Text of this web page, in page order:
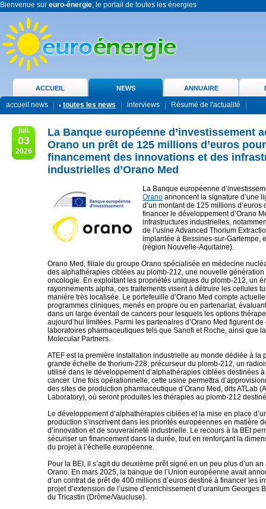
Bienvenue sur euro-énergie, le portail de toutes les énergies
ACCUEIL NEWS ANNUAIRE
accueil news toutes les news interviews Résumé de l'actualité
juil.
03
2026
La Banque européenne d’investissement
Orano un prêt de 125 millions d’euros
financement des innovations et des
industrielles d’Orano Med
La Banque européenne
Orano annoncent la signature d’une
d’un montant de 125 millions d’euros
financer le développement d’Orano
infrastructures industrielles,
de l’usine Advanced Thorium
implantée à Bessines-sur-Gartempe,
(région Nouvelle-Aquitaine).
Orano Med, filiale du groupe Orano spécialisée en médecine
des alphathérapies ciblées au plomb-212, une nouvelle génération
oncologie. En exploitant les propriétés uniques du plomb-212, un
rayonnements alpha, ces traitements visent à détruire les cellules
manière très localisée. Le portefeuille d’Orano Med compte
programmes cliniques, menés en propre ou en partenariat,
dans un large éventail de cancers pour lesquels les options
aujourd’hui limitées. Parmi les partenaires d’Orano Med figurent de
laboratoires pharmaceutiques tels que Sanofi et Roche, ainsi que
Molecular Partners.
ATEF est la première installation industrielle au monde dédiée à la
grande échelle de thorium-228, précurseur du plomb-212, un
utilisé dans le développement d’alphathérapies ciblées destinées
cancer. Une fois opérationnelle, cette usine permettra
des sites de production pharmaceutique d’Orano Med, dits ATLab
Laboratory), où seront produites les thérapies au plomb-212
Le développement d’alphathérapies ciblées et la mise en place
production s’inscrivent dans les priorités européennes en matière
d’innovation et de souveraineté industrielle. Le recours à la BEI
sécuriser un financement dans la durée, tout en renforçant la
du projet à l’échelle européenne.
Pour la BEI, il s’agit du deuxième prêt signé en un peu plus d’un
Orano. En mars 2025, la banque de l’Union européenne avait
d’un contrat de prêt de 400 millions d’euros destiné à financer les
projet d’extension de l’usine d’enrichissement d’uranium Georges
du Tricastin (Drôme/Vaucluse).